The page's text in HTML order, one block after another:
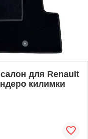
для Renault
килимки